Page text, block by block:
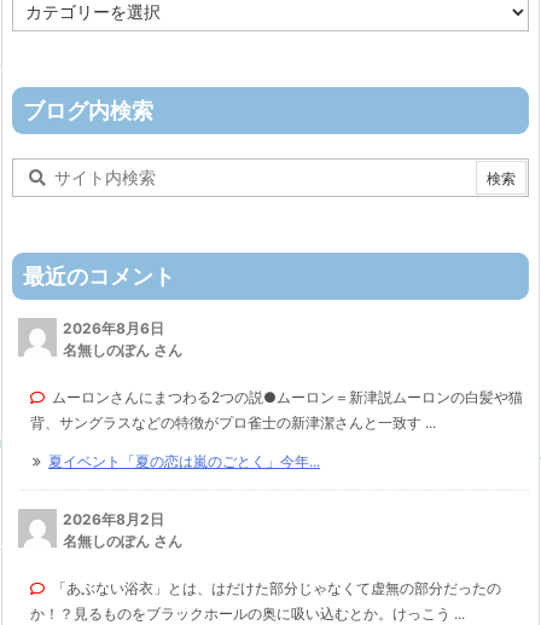
テ
ー
ブログ内検索
最近のコメント
2026年8月6日
名無しのぽん さん
ムーロンさんにまつわる2つの説●ムーロン＝新津説ムーロンの白髪や猫
背、サングラスなどの特徴がプロ雀士の新津潔さんと一致す ...
夏イベント「夏の恋は嵐のごとく」今年...
2026年8月2日
名無しのぽん さん
「あぶない浴衣」とは、はだけた部分じゃなくて虚無の部分だったの
か！？見るものをブラックホールの奥に吸い込むとか。けっこう ...